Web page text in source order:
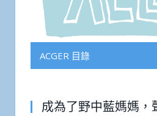
ACGER 目錄
成為了野中藍媽媽，